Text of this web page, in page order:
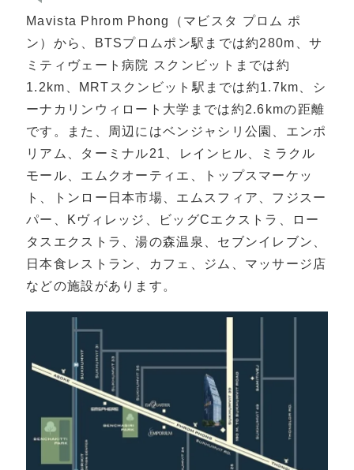
Mavista Phrom Phong（マビスタ プロム ポ
ン）から、BTSプロムポン駅までは約280m、サ
ミティヴェート病院 スクンビットまでは約
1.2km、MRTスクンビット駅までは約1.7km、シ
ーナカリンウィロート大学までは約2.6kmの距離
です。また、周辺にはベンジャシリ公園、エンポ
リアム、ターミナル21、レインヒル、ミラクル
モール、エムクオーティエ、トップスマーケッ
ト、トンロー日本市場、エムスフィア、フジスー
パー、Kヴィレッジ、ビッグCエクストラ、ロー
タスエクストラ、湯の森温泉、セブンイレブン、
日本食レストラン、カフェ、ジム、マッサージ店
などの施設があります。